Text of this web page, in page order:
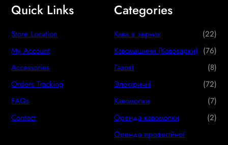
Quick Links
Store Location
My Account
Accessories
Orders Tracking
FAQs
Contact
Categories
Кава в зернах 222
2
p
r
o
d
Кавомашини (Кавоварки) 767
6
p
r
o
Газові 88
p
r
o
Электричні 727
2
p
Кавомолки 77
p
Оренда кавомолки 22
Оренда професійної